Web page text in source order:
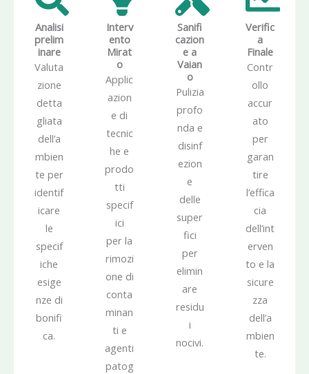
Analisi
prelim
inare
Valuta
zione
detta
gliata
dell’a
mbien
te per
identif
icare
le
specif
iche
esige
nze di
bonifi
ca.
Interv
ento
Mirat
o
Applic
azion
e di
tecnic
he e
prodo
tti
specif
ici
per la
rimozi
one di
conta
minan
ti e
agenti
patog
Sanifi
cazion
e a
Vaian
o
Pulizia
profo
nda e
disinf
ezion
e
delle
super
fici
per
elimin
are
residu
i
nocivi.
Verific
a
Finale
Contr
ollo
accur
ato
per
garan
tire
l’effica
cia
dell’int
erven
to e la
sicure
zza
dell’a
mbien
te.